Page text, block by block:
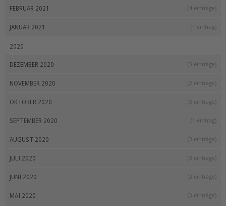
FEBRUAR 2021 (4 einträge)
JANUAR 2021 (1 eintrag)
2020
DEZEMBER 2020 (3 einträge)
NOVEMBER 2020 (2 einträge)
OKTOBER 2020 (3 einträge)
SEPTEMBER 2020 (1 eintrag)
AUGUST 2020 (3 einträge)
JULI 2020 (3 einträge)
JUNI 2020 (3 einträge)
MAI 2020 (3 einträge)